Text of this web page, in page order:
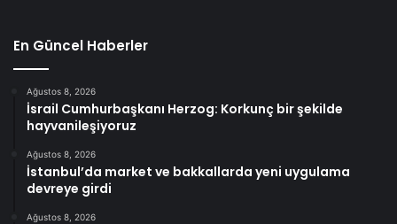
En Güncel Haberler
Ağustos 8, 2026
İsrail Cumhurbaşkanı Herzog: Korkunç bir şekilde
hayvanileşiyoruz
Ağustos 8, 2026
İstanbul’da market ve bakkallarda yeni uygulama
devreye girdi
Ağustos 8, 2026